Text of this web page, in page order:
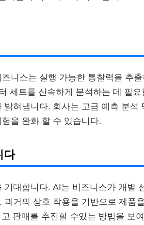
니스는 실행 가능한 통찰력을 추
세트를 신속하게 분석하는 데 필
혀냅니다. 회사는 고급 예측 분석
을 완화 할 수 있습니다.
다
대합니다. AI는 비즈니스가 개별
거의 상호 작용을 기반으로 제품
판매를 추진할 수있는 방법을 보